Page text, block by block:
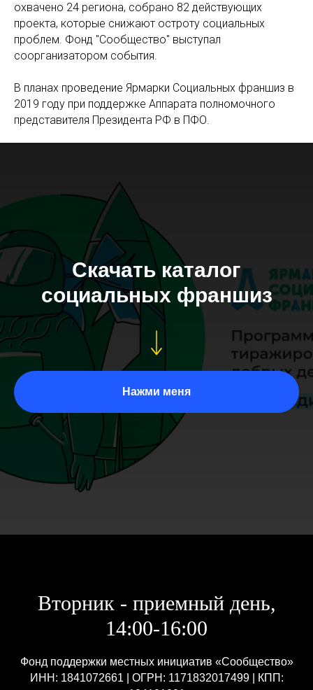
охвачено 24 региона, собрано 82 действующих
проекта, которые снижают остроту социальных
проблем. Фонд "Сообщество" выступал
соорганизатором события.
В планах проведение Ярмарки Социальных франшиз в
2019 году при поддержке Аппарата полномочного
представителя Президента РФ в ПФО.
Скачать каталог
социальных франшиз
Нажми меня
Вторник - приемный день,
14:00-16:00
Фонд поддержки местных инициатив «Сообщество»
ИНН: 1841072661 | ОГРН: 1171832017499 | КПП: